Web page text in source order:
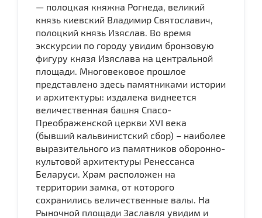
— полоцкая княжна Рогнеда, великий
князь киевский Владимир Святославич,
полоцкий князь Изяслав. Во время
экскурсии по городу увидим бронзовую
фигуру князя Изяслава на центральной
площади. Многовековое прошлое
представлено здесь памятниками истории
и архитектуры: издалека виднеется
величественная башня Спасо-
Преображенской церкви XVI века
(бывший кальвинистский сбор) – наиболее
выразительного из памятников оборонно-
культовой архитектуры Ренессанса
Беларуси. Храм расположен на
территории замка, от которого
сохранились величественные валы. На
Рыночной площади Заславля увидим и